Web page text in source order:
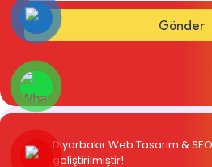
Gönder
Diyarbakır Web Tasarım &
geliştirilmiştir!